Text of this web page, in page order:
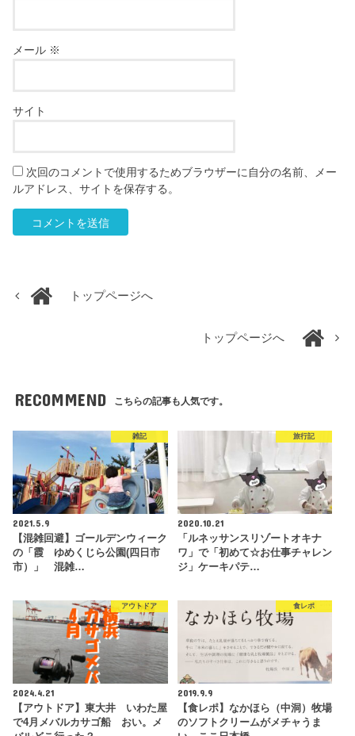
メール ※
サイト
次回のコメントで使用するためブラウザーに自分の名前、メー
ルアドレス、サイトを保存する。
トップページへ
トップページへ
RECOMMEND こちらの記事も人気です。
雑記
2021.5.9
【混雑回避】ゴールデンウィーク
の「霞 ゆめくじら公園(四日市
市）」 混雑…
旅行記
2020.10.21
「ルネッサンスリゾートオキナ
ワ」で「初めて☆お仕事チャレン
ジ」ケーキパテ…
アウトドア
2024.4.21
【アウトドア】東大井 いわた屋
で4月メバルカサゴ船 おい。メ
食レポ
2019.9.9
【食レポ】なかほら（中洞）牧場
のソフトクリームがメチャうま